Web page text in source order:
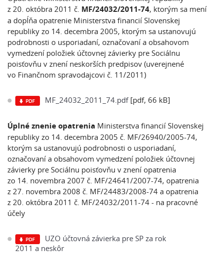
z 20. októbra 2011 č. MF/24032/2011-74, ktorým sa mení
a dopĺňa opatrenie Ministerstva financií Slovenskej
republiky zo 14. decembra 2005, ktorým sa ustanovujú
podrobnosti o usporiadaní, označovaní a obsahovom
vymedzení položiek účtovnej závierky pre Sociálnu
poisťovňu v znení neskorších predpisov (uverejnené
vo Finančnom spravodajcovi č. 11/2011)
MF_24032_2011_74.pdf[pdf, 66 kB]
Úplné znenie opatrenia Ministerstva financií Slovenskej
republiky zo 14. decembra 2005 č. MF/26940/2005-74,
ktorým sa ustanovujú podrobnosti o usporiadaní,
označovaní a obsahovom vymedzení položiek účtovnej
závierky pre Sociálnu poisťovňu v znení opatrenia
zo 14. novembra 2007 č. MF/24641/2007-74, opatrenia
z 27. novembra 2008 č. MF/24483/2008-74 a opatrenia
z 20. októbra 2011 č. MF/24032/2011-74 - na pracovné
účely
UZO účtovná závierka pre SP za rok
2011 a neskôr